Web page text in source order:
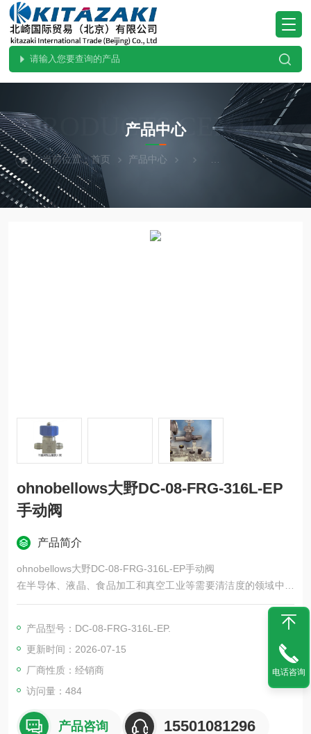
PRODUCTS CENTER
产品中心
当前位置：首页 产品中心 ohnobellows大野贝洛
ohnobellows大野DC-08-FRG-316L-EP
手动阀
产品简介
ohnobellows大野DC-08-FRG-316L-EP手动阀
在半导体、液晶、食品加工和真空工业等需要清洁度的领域中，
内部不会混入杂质。
产品型号：DC-08-FRG-316L-EP.
更新时间：2026-07-15
厂商性质：经销商
访问量：484
产品咨询 15501081296
电话咨询